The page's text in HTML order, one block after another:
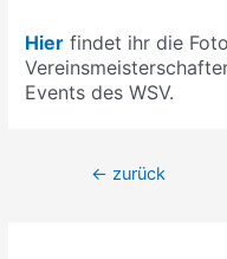
Hier findet ihr die
Events des WSV.
← zurück